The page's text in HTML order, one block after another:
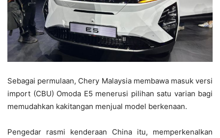
Sebagai permulaan, Chery Malaysia membawa masuk versi
import (CBU) Omoda E5 menerusi pilihan satu varian bagi
memudahkan kakitangan menjual model berkenaan.
Pengedar rasmi kenderaan China itu, memperkenalkan